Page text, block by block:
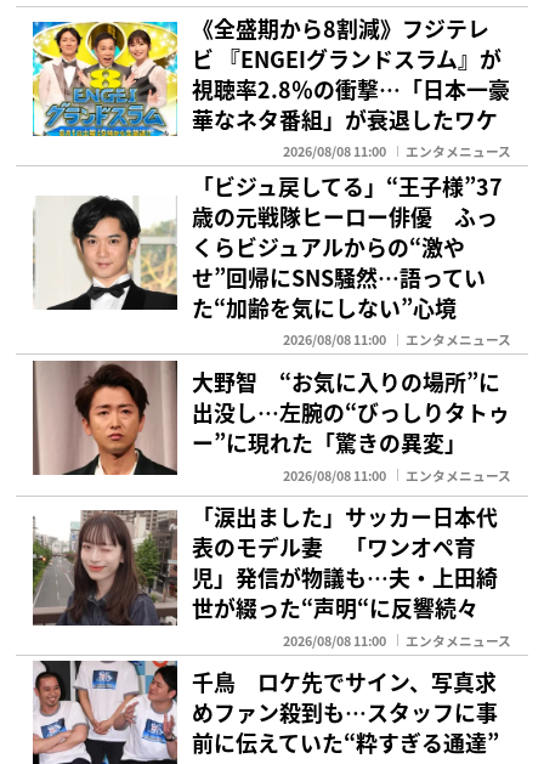
《全盛期から8割減》フジテレ
ビ 『ENGEIグランドスラム』が
視聴率2.8％の衝撃…「日本一豪
華なネタ番組」が衰退したワケ
2026/08/08 11:00 エンタメニュース
「ビジュ戻してる」“王子様”37
歳の元戦隊ヒーロー俳優 ふっ
くらビジュアルからの“激や
せ”回帰にSNS騒然…語ってい
た“加齢を気にしない”心境
2026/08/08 11:00 エンタメニュース
大野智 “お気に入りの場所”に
出没し…左腕の“びっしりタトゥ
ー”に現れた「驚きの異変」
2026/08/08 11:00 エンタメニュース
「涙出ました」サッカー日本代
表のモデル妻 「ワンオペ育
児」発信が物議も…夫・上田綺
世が綴った“声明“に反響続々
2026/08/08 11:00 エンタメニュース
千鳥 ロケ先でサイン、写真求
めファン殺到も…スタッフに事
前に伝えていた“粋すぎる通達”